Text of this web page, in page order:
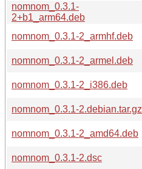
nomnom_0.3.1-
2+b1_arm64.deb
nomnom_0.3.1-2_armhf.deb
nomnom_0.3.1-2_armel.deb
nomnom_0.3.1-2_i386.deb
nomnom_0.3.1-2.debian.tar.gz
nomnom_0.3.1-2_amd64.deb
nomnom_0.3.1-2.dsc